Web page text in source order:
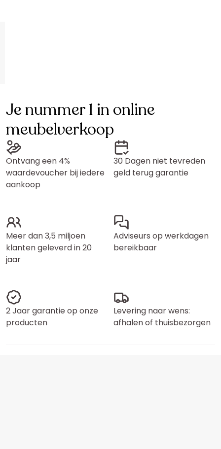
Je nummer 1 in online
meubelverkoop
Ontvang een 4%
waardevoucher bij iedere
aankoop
30 Dagen niet tevreden
geld terug garantie
Meer dan 3,5 miljoen
klanten geleverd in 20
jaar
Adviseurs op werkdagen
bereikbaar
2 Jaar garantie op onze
producten
Levering naar wens:
afhalen of thuisbezorgen